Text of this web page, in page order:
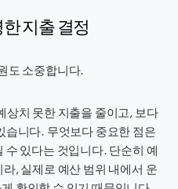
지출 결정
도 소중합니다.
상치 못한 지출을 줄이고, 보다
습니다. 무엇보다 중요한 점은
수 있다는 것입니다. 단순히 예
, 실제로 예산 범위 내에서 운